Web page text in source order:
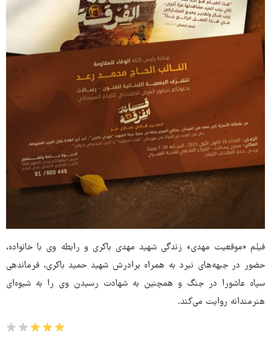
فیلم «موقعیت مهدی» زندگی شهید مهدی باکری و رابطه وی با خانواده،
حضور در جبهه‌های نبرد به همراه برادرش شهید حمید باکری، فرماندهی
سپاه عاشورا در جنگ و همچنین به شهادت رسیدن وی را به شیوه‌ای
هنرمندانه روایت می‌کند.